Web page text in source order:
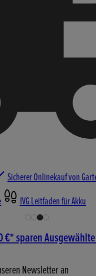
Sicherer Onlinekauf von
IVG Leitfaden für Akku
€* sparen
Newsletter an